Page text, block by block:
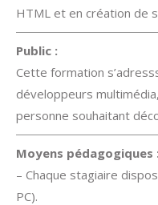
HTML et en création de
Public :
Cette formation
développeurs
personne souhaitant
Moyens pédagogiques :
– Chaque stagiaire
PC).